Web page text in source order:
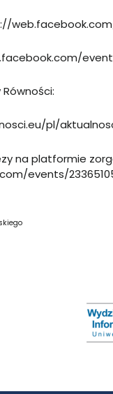
pl/
na platformie
events/